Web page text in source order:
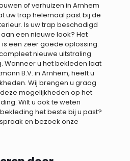
of verhuizen in Arnhem
uw trap helemaal past bij de
Is uw trap beschadigd
een nieuwe look? Het
een zeer goede oplossing.
nieuwe uitstraling
Wanneer u het bekleden laat
B.V. in Arnhem, heeft u
Wij brengen u graag
mogelijkheden op het
Wilt u ook te weten
het beste bij u past?
en bezoek onze